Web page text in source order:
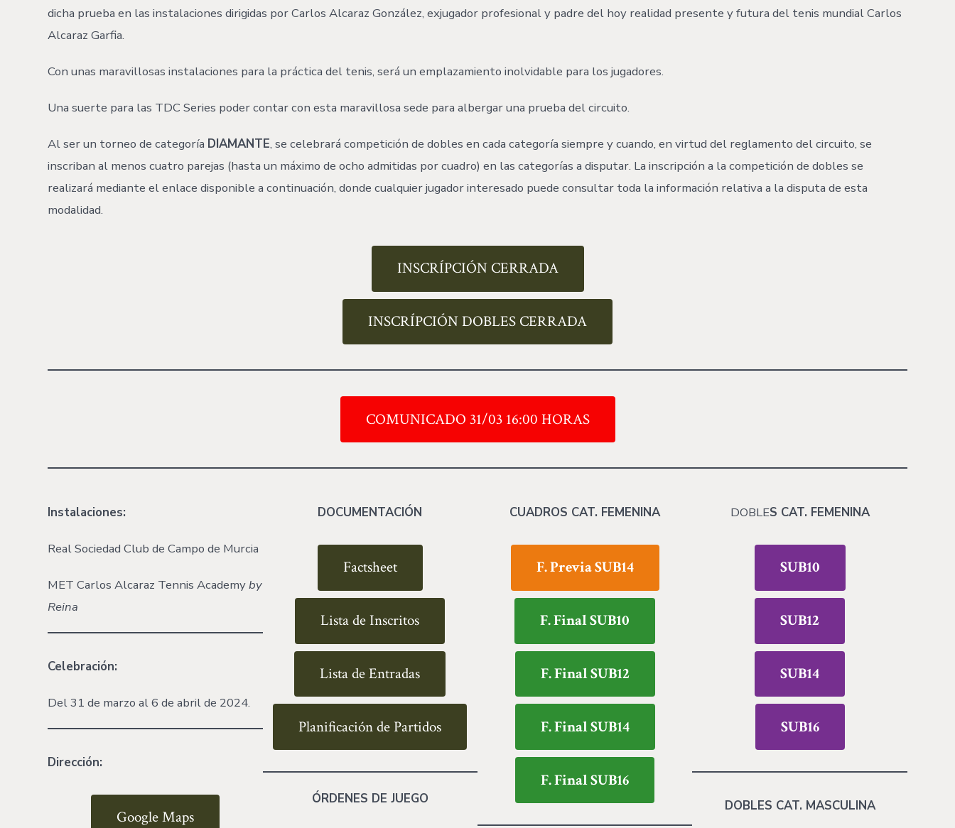
dicha prueba en las instalaciones dirigidas por Carlos Alcaraz González, exjugador profesional y padre del hoy realidad presente y futura del tenis mundial Carlos
Alcaraz Garfia.
Con unas maravillosas instalaciones para la práctica del tenis, será un emplazamiento inolvidable para los jugadores.
Una suerte para las TDC Series poder contar con esta maravillosa sede para albergar una prueba del circuito.
Al ser un torneo de categoría DIAMANTE, se celebrará competición de dobles en cada categoría siempre y cuando, en virtud del reglamento del circuito, se
inscriban al menos cuatro parejas (hasta un máximo de ocho admitidas por cuadro) en las categorías a disputar. La inscripción a la competición de dobles se
realizará mediante el enlace disponible a continuación, donde cualquier jugador interesado puede consultar toda la información relativa a la disputa de esta
modalidad.
INSCRÍPCIÓN CERRADA
INSCRÍPCIÓN DOBLES CERRADA
COMUNICADO 31/03 16:00 HORAS
Instalaciones:
Real Sociedad Club de Campo de Murcia
MET Carlos Alcaraz Tennis Academyby
Reina
Celebración:
Del 31 de marzo al 6 de abril de 2024.
Dirección:
Google Maps
DOCUMENTACIÓN
Factsheet
Lista de Inscritos
Lista de Entradas
Planificación de Partidos
ÓRDENES DE JUEGO
CUADROS CAT. FEMENINA
F. Previa SUB14
F. Final SUB10
F. Final SUB12
F. Final SUB14
F. Final SUB16
DOBLES CAT. FEMENINA
SUB10
SUB12
SUB14
SUB16
DOBLES CAT. MASCULINA